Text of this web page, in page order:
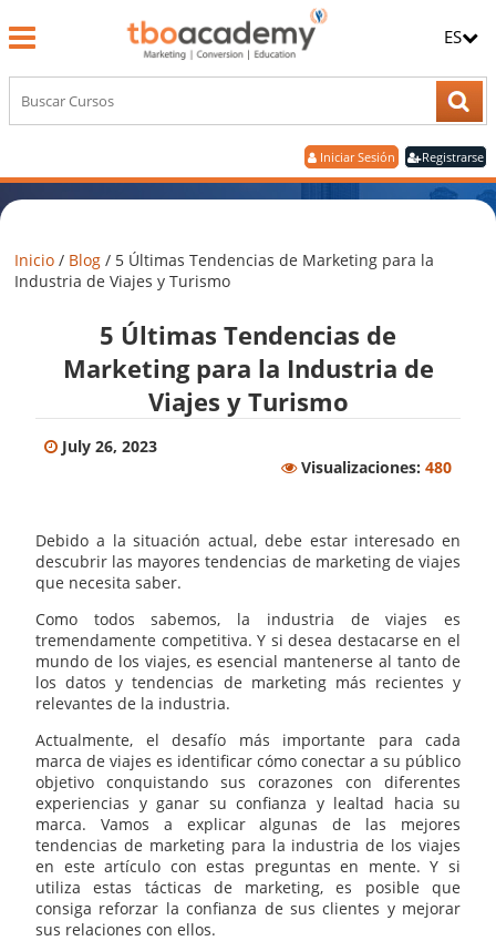
Iniciar Sesión Registrarse
ES
Inicio / Blog / 5 Últimas Tendencias de Marketing para la
Industria de Viajes y Turismo
5 Últimas Tendencias de
Marketing para la Industria de
Viajes y Turismo
July 26, 2023
Visualizaciones: 480
Debido a la situación actual, debe estar interesado en
descubrir las mayores tendencias de marketing de viajes
que necesita saber.
Como todos sabemos, la industria de viajes es
tremendamente competitiva. Y si desea destacarse en el
mundo de los viajes, es esencial mantenerse al tanto de
los datos y tendencias de marketing más recientes y
relevantes de la industria.
Actualmente, el desafío más importante para cada
marca de viajes es identificar cómo conectar a su público
objetivo conquistando sus corazones con diferentes
experiencias y ganar su confianza y lealtad hacia su
marca. Vamos a explicar algunas de las mejores
tendencias de marketing para la industria de los viajes
en este artículo con estas preguntas en mente. Y si
utiliza estas tácticas de marketing, es posible que
consiga reforzar la confianza de sus clientes y mejorar
sus relaciones con ellos.